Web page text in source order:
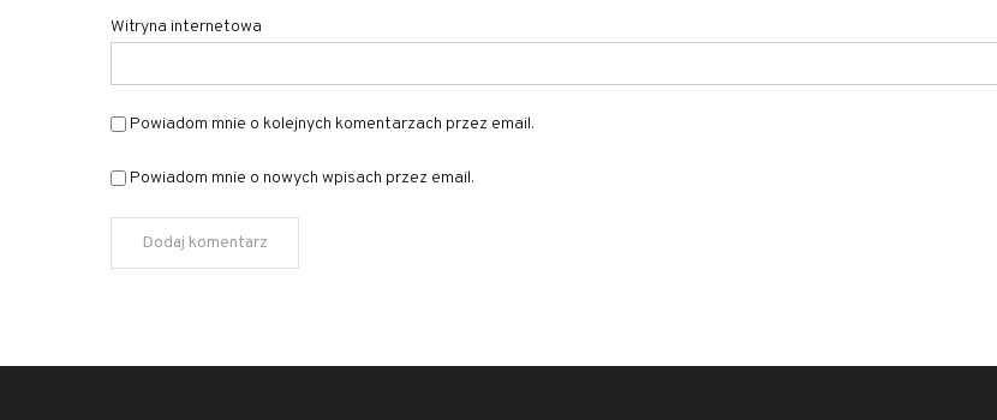
Witryna internetowa
Powiadom mnie o kolejnych komentarzach przez email.
Powiadom mnie o nowych wpisach przez email.